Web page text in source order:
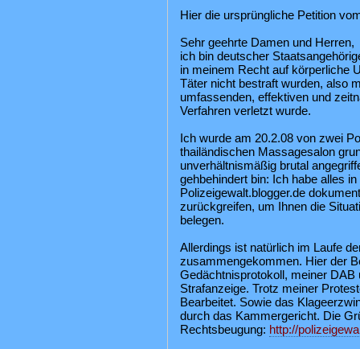
Hier die ursprüngliche Petition
Sehr geehrte Damen und Herren,
ich bin deutscher
in meinem Recht auf körperliche
Täter nicht bestraft wurden, also
umfassenden, effektiven und
Verfahren verletzt wurde.
Ich wurde am 20.2.08 von zwei
thailändischen Massagesalon
unverhältnismäßig brutal
gehbehindert bin: Ich habe alles
Polizeigewalt.blogger.de
zurückgreifen, um Ihnen die
belegen.
Allerdings ist natürlich im Laufe
zusammengekommen. Hier der
Gedächtnisprotokoll, meiner DAB
Strafanzeige. Trotz meiner
Bearbeitet. Sowie das
durch das Kammergericht. Die
Rechtsbeugung: http://